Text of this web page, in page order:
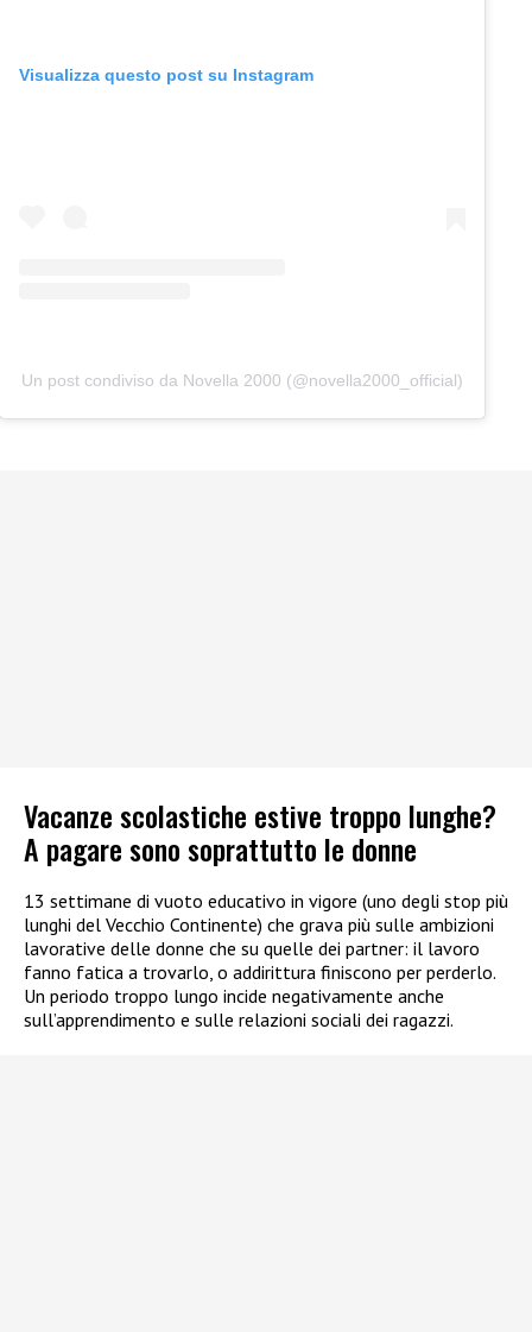
Visualizza questo post su Instagram
Un post condiviso da Novella 2000 (@novella2000_official)
Vacanze scolastiche estive troppo lunghe?
A pagare sono soprattutto le donne
13 settimane di vuoto educativo in vigore (uno degli stop più
lunghi del Vecchio Continente) che grava più sulle ambizioni
lavorative delle donne che su quelle dei partner: il lavoro
fanno fatica a trovarlo, o addirittura finiscono per perderlo.
Un periodo troppo lungo incide negativamente anche
sull’apprendimento e sulle relazioni sociali dei ragazzi.